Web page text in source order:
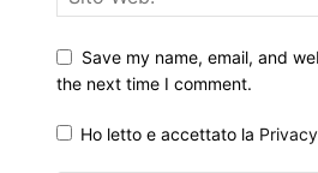
Save my name, email, and
the next time I comment.
Ho letto e accettato la